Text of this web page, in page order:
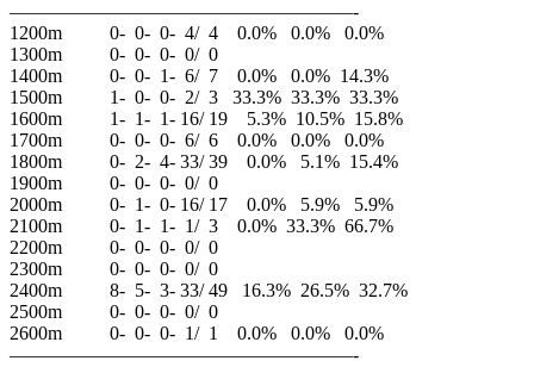
——————————————————-
1200m 0- 0- 0- 4/ 4 0.0% 0.0% 0.0%
1300m 0- 0- 0- 0/ 0
1400m 0- 0- 1- 6/ 7 0.0% 0.0% 14.3%
1500m 1- 0- 0- 2/ 3 33.3% 33.3% 33.3%
1600m 1- 1- 1- 16/ 19 5.3% 10.5% 15.8%
1700m 0- 0- 0- 6/ 6 0.0% 0.0% 0.0%
1800m 0- 2- 4- 33/ 39 0.0% 5.1% 15.4%
1900m 0- 0- 0- 0/ 0
2000m 0- 1- 0- 16/ 17 0.0% 5.9% 5.9%
2100m 0- 1- 1- 1/ 3 0.0% 33.3% 66.7%
2200m 0- 0- 0- 0/ 0
2300m 0- 0- 0- 0/ 0
2400m 8- 5- 3- 33/ 49 16.3% 26.5% 32.7%
2500m 0- 0- 0- 0/ 0
2600m 0- 0- 0- 1/ 1 0.0% 0.0% 0.0%
——————————————————-